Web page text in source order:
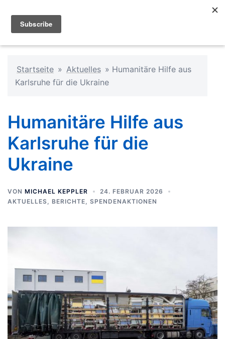
Startseite » Aktuelles » Humanitäre Hilfe aus
Karlsruhe für die Ukraine
Humanitäre Hilfe aus
Karlsruhe für die
Ukraine
VON MICHAEL KEPPLER
24. FEBRUAR 2026
AKTUELLES
BERICHTE SPENDENAKTIONEN